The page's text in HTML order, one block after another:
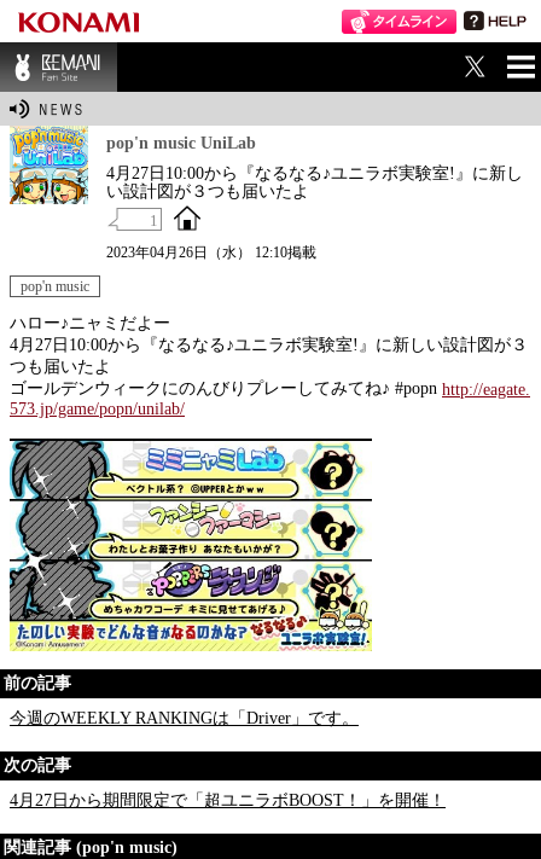
BEMANI Fan Sit
pop'n music UniLab
4月27日10:00から『なるなる♪ユニラボ実験室!』に新し
い設計図が３つも届いたよ
1
2023年04月26日（水） 12:10掲載
pop'n music
ハロー♪ニャミだよー
4月27日10:00から『なるなる♪ユニラボ実験室!』に新しい設計図が３
つも届いたよ
ゴールデンウィークにのんびりプレーしてみてね♪ #popn http://eagate.
573.jp/game/popn/unilab/
前の記事
今週のWEEKLY RANKINGは「Driver」です。
次の記事
4月27日から期間限定で「超ユニラボBOOST！」を開催！
関連記事 (pop'n music)